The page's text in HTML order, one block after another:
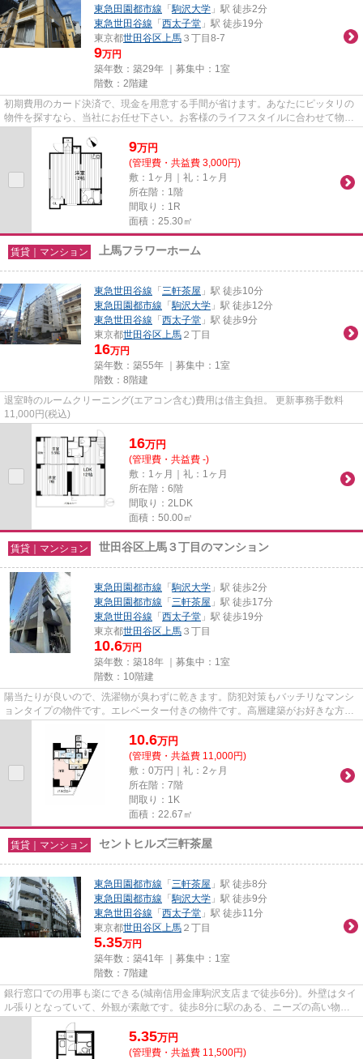
東急田園都市線 「駒沢大学 」駅 徒歩2分
東急世田谷線 「西太子堂 」駅 徒歩19分
東京都世田谷区 上馬 ３丁目8-7
9万円
築年数：築29年 ｜募集中： 1室
階数：2階建
初期費用のカード決済で、現金を用意する手間が省けます。あなたにピッタリの
物件を探すなら、当社にお任せ下さい。お客様のライフスタイルに合わせて物件
のご紹介をいたしますので、...
9万円
(管理費・共益費 3,000円)
敷：1ヶ月｜礼：1ヶ月
所在階：1階
間取り：1R
面積：25.30㎡
賃貸｜マンション 上馬フラワーホーム
東急世田谷線 「三軒茶屋 」駅 徒歩10分
東急田園都市線 「駒沢大学 」駅 徒歩12分
東急世田谷線 「西太子堂 」駅 徒歩9分
東京都世田谷区 上馬 ２丁目
16万円
築年数：築55年 ｜募集中： 1室
階数：8階建
退室時のルームクリーニング(エアコン含む)費用は借主負担。 更新事務手数料
11,000円(税込)
16万円
(管理費・共益費 -)
敷：1ヶ月｜礼：1ヶ月
所在階：6階
間取り：2LDK
面積：50.00㎡
賃貸｜マンション 世田谷区上馬３丁目のマンション
東急田園都市線 「駒沢大学 」駅 徒歩2分
東急田園都市線 「三軒茶屋 」駅 徒歩17分
東急世田谷線 「西太子堂 」駅 徒歩19分
東京都世田谷区 上馬 ３丁目
10.6万円
築年数：築18年 ｜募集中： 1室
階数：10階建
陽当たりが良いので、洗濯物が臭わずに乾きます。防犯対策もバッチリなマンシ
ョンタイプの物件です。エレベーター付きの物件です。高層建築がお好きな方に
は10階建てのこちらの物件が...
10.6万円
(管理費・共益費 11,000円)
敷：0万円｜礼：2ヶ月
所在階：7階
間取り：1K
面積：22.67㎡
賃貸｜マンション セントヒルズ三軒茶屋
東急田園都市線 「三軒茶屋 」駅 徒歩8分
東急田園都市線 「駒沢大学 」駅 徒歩9分
東急世田谷線 「西太子堂 」駅 徒歩11分
東京都世田谷区 上馬 ２丁目
5.35万円
築年数：築41年 ｜募集中： 1室
階数：7階建
銀行窓口での用事も楽にできる(城南信用金庫駒沢支店まで徒歩6分)。外壁はタイ
ル張りとなっていて、外観が素敵です。徒歩8分に駅のある、ニーズの高い物件
です。こちらの物件にはエレ...
5.35万円
(管理費・共益費 11,500円)